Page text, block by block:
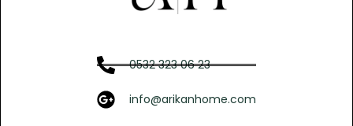
0532 323 06 23
info@arikanhome.com